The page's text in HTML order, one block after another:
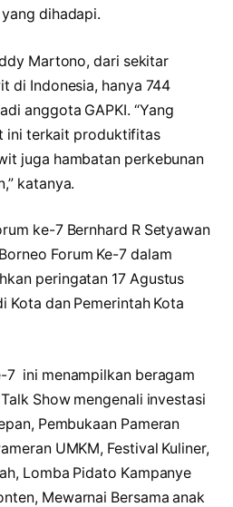
dihadapi.
Martono, dari sekitar
di Indonesia, hanya 744
anggota GAPKI. “Yang
ini terkait produktifitas
juga hambatan perkebunan
katanya.
ke-7 Bernhard R Setyawan
Forum Ke-7 dalam
peringatan 17 Agustus
Kota dan Pemerintah Kota
7 ini menampilkan beragam
Show mengenali investasi
Pembukaan Pameran
UMKM, Festival Kuliner,
Lomba Pidato Kampanye
Mewarnai Bersama anak